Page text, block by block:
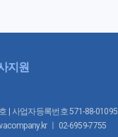
지원
| 사업자등록번호 571-88-01095
ㅣ 02-6959-7755